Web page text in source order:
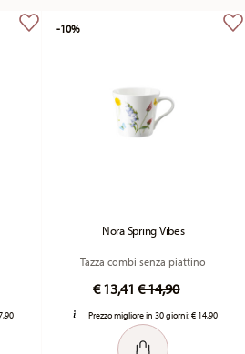
from
Nora Spring Vibes
Tazza combi senza piattino
€ 13,41Price reduced
€ 14,90to
Prezzo migliore in 30 giorni:€ 14,90
-10%